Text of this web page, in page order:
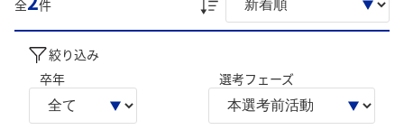
全 件
絞り込み
卒年
選考フェーズ